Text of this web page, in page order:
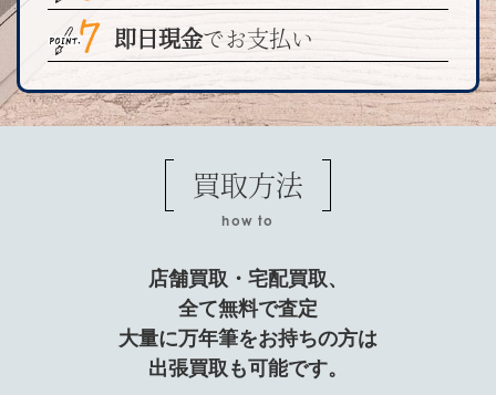
即日現金でお支払い
買取方法
how to
店舗買取・宅配買取、
全て無料で査定
大量に万年筆をお持ちの方は
出張買取も可能です。